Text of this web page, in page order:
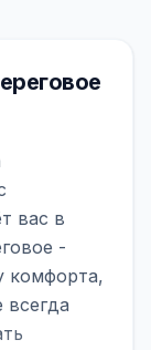
вас в
-
комфорта,